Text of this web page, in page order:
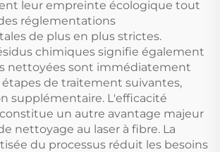
leur empreinte écologique tout
réglementations
de plus en plus strictes.
chimiques signifie également
nettoyées sont immédiatement
de traitement suivantes,
supplémentaire. L'efficacité
un autre avantage majeur
nettoyage au laser à fibre. La
du processus réduit les besoins